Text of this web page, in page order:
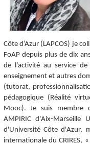
Côte d’Azur (LAPCOS) je
FoAP depuis plus de dix
de l’activité au service
enseignement et autres
(tutorat,
pédagogique (Réalité
Mooc). Je suis membre
AMPIRIC d'Aix-Marseille
d'Université Côte d'Azur,
internationale du CRIRES,